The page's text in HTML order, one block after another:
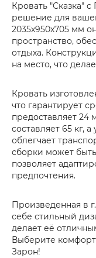
Кровать "Сказка"
решение для
2035х950х705 мм
пространство,
отдыха.
на место, что
Кровать
что гарантирует
предоставляет 24
составляет 65 кг,
облегчает
сборки может быть
позволяет
предпочтения.
Произведенная в
себе стильный
делает её
Выберите комфорт
Зарон!